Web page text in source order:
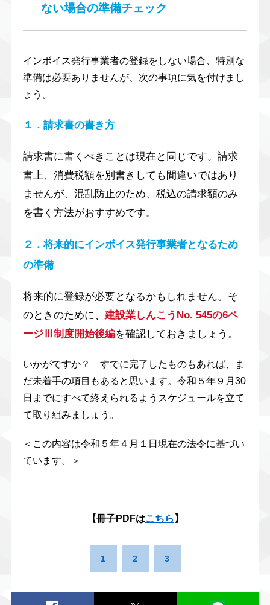
ない場合の準備チェック
インボイス発行事業者の登録をしない場合、特別な
準備は必要ありませんが、次の事項に気を付けまし
ょう。
１．請求書の書き方
請求書に書くべきことは現在と同じです。請求
書上、消費税額を別書きしても間違いではあり
ませんが、混乱防止のため、税込の請求額のみ
を書く方法がおすすめです。
２．将来的にインボイス発行事業者となるため
の準備
将来的に登録が必要となるかもしれません。そ
のときのために、 建設業しんこうNo. 545の6ペ
ージⅢ制度開始後編を確認しておきましょう。
いかがですか？ すでに完了したものもあれば、ま
だ未着手の項目もあると思います。令和５年９月30
日までにすべて終えられるようスケジュールを立て
て取り組みましょう。
＜この内容は令和５年４月１日現在の法令に基づい
ています。＞
【冊子PDFはこちら 】
1 2 3